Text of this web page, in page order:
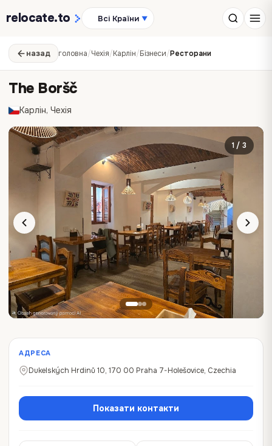
relocate.to Всі Країни ▼
назад головна/Чехія/Карлін/Бізнеси/Ресторани
The Boršč
Карлін, Чехія
1 / 3
АДРЕСА
Dukelských Hrdinů 10, 170 00 Praha 7-Holešovice, Czechia
Показати контакти